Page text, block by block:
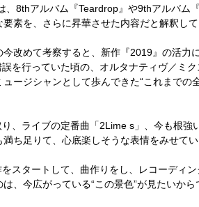
8thアルバム『Teardrop』や9thアルバム
素を、さらに昇華させた内容だと解釈して
改めて考察すると、新作『2019』の活力
を行っていた頃の、オルタナティヴ／ミ
ージシャンとして歩んできた“これまでの
、ライブの定番曲「2Lime s」、今も根強
ち足りて、心底楽しそうな表情をみせてい
スタートして、曲作りをし、レコーディ
、今広がっている“この景色”が見たいか